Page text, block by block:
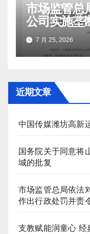
市场监管总
公司实施垄
责令其全面
7 月 25, 2026
近期文章
中国传媒潍坊高新
国务院关于同意将
城的批复
市场监管总局依法
作出行政处罚并责
支教赋能润童心